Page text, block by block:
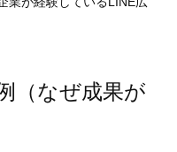
（なぜ成果が